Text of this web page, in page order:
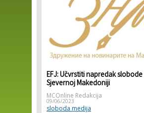
EFJ: Učvrstiti napredak
Sjevernoj Makedoniji
MCOnline Redakcija
09/06/2023
sloboda medija